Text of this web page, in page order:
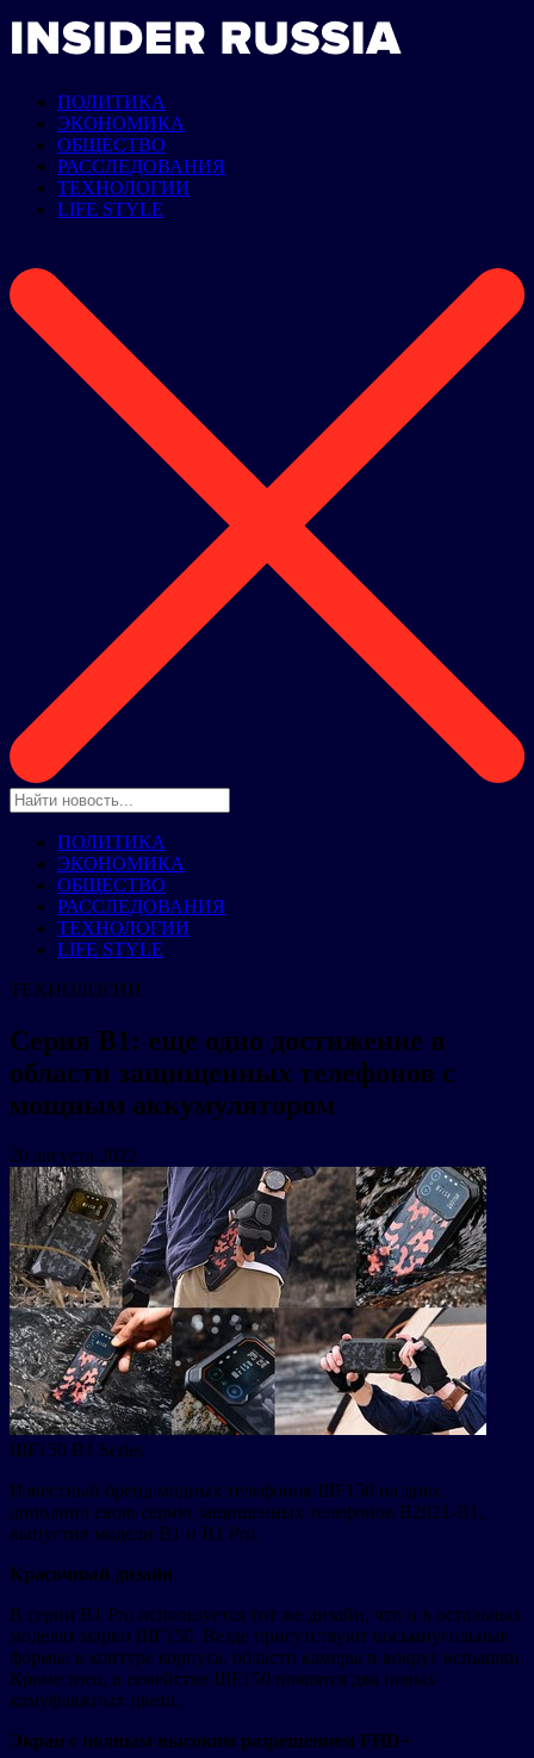
ПОЛИТИКА
ЭКОНОМИКА
ОБЩЕСТВО
РАССЛЕДОВАНИЯ
ТЕХНОЛОГИИ
LIFE STYLE
ПОЛИТИКА
ЭКОНОМИКА
ОБЩЕСТВО
РАССЛЕДОВАНИЯ
ТЕХНОЛОГИИ
LIFE STYLE
ТЕХНОЛОГИИ
Серия B1: еще одно достижение в
области защищенных телефонов с
мощным аккумулятором
20 августа 2022
IIIF150 B1 Series
Известный бренд модных телефонов IIIF150 на днях
дополнил свою серию защищенных телефонов B2021-B1,
выпустив модели B1 и B1 Pro.
Красочный дизайн
В серии B1 Pro используется тот же дизайн, что и в остальных
моделях марки IIIF150. Везде присутствуют восьмиугольные
формы: в контуре корпуса, области камеры и вокруг вспышки.
Кроме того, в семействе IIIF150 появятся два новых
камуфляжных цвета.
Экран с полным высоким разрешением FHD+